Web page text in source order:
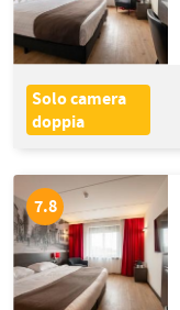
7.8
Solo camera
doppia